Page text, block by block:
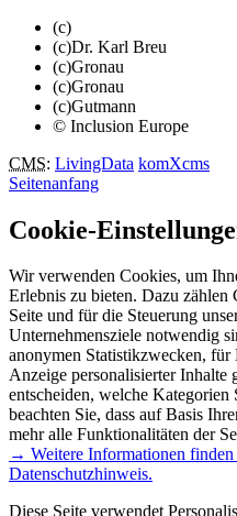
(c)
(c)Dr. Karl Breu
(c)Gronau
(c)Gronau
(c)Gutmann
© Inclusion Europe
CMS: LivingData komXcms
Seitenanfang
Cookie-
Wir verwenden Cookies, um
Erlebnis zu bieten. Dazu
Seite und für die Steuerung
Unternehmensziele notwendig
anonymen Statistikzwecken,
Anzeige personalisierter Inhalte
entscheiden, welche Kategorien
beachten Sie, dass auf Basis
mehr alle Funktionalitäten der
→ Weitere Informationen finden
Datenschutzhinweis.
Diese Seite verwendet